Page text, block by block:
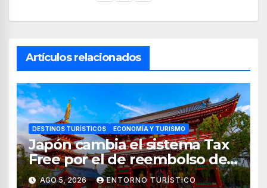
Artículos relacionados
DESTINOS TURÍSTICOS ECONOMÍA Y TURISMO
Japón cambia el sistema Tax
Free por el de reembolso de
impuestos desde noviembre
AGO 5, 2026 ENTORNO TURÍSTICO